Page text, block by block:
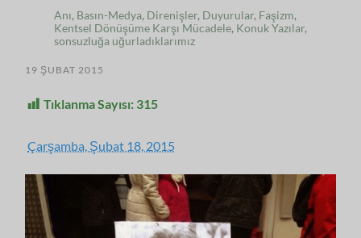
Anı, Basın-Medya, Direnişler, Duyurular, Faşizm,
Kentsel Dönüşüme Karşı Mücadele, Konuk Yazılar,
sonsuzluğa uğurladıklarımız
19 ŞUBAT 2015
Tıklanma Sayısı: 315
Çarşamba, Şubat 18, 2015